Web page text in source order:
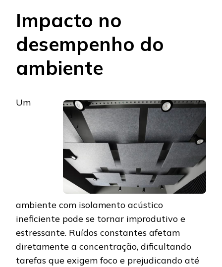
Impacto no
desempenho do
ambiente
Um
ambiente com isolamento acústico
ineficiente pode se tornar improdutivo e
estressante. Ruídos constantes afetam
diretamente a concentração, dificultando
tarefas que exigem foco e prejudicando até